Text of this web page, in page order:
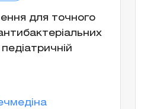
для точного